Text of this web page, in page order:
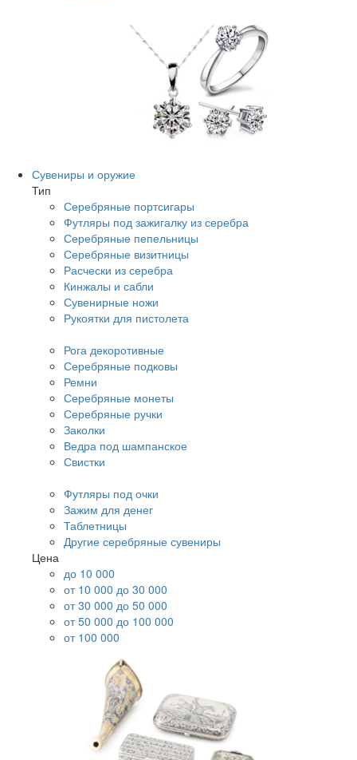
Сувениры и оружие
Тип
Серебряные портсигары
Футляры под зажигалку из серебра
Серебряные пепельницы
Серебряные визитницы
Расчески из серебра
Кинжалы и сабли
Сувенирные ножи
Рукоятки для пистолета
Рога декоротивные
Серебряные подковы
Ремни
Серебряные монеты
Серебряные ручки
Заколки
Ведра под шампанское
Свистки
Футляры под очки
Зажим для денег
Таблетницы
Другие серебряные сувениры
Цена
до 10 000
от 10 000 до 30 000
от 30 000 до 50 000
от 50 000 до 100 000
от 100 000